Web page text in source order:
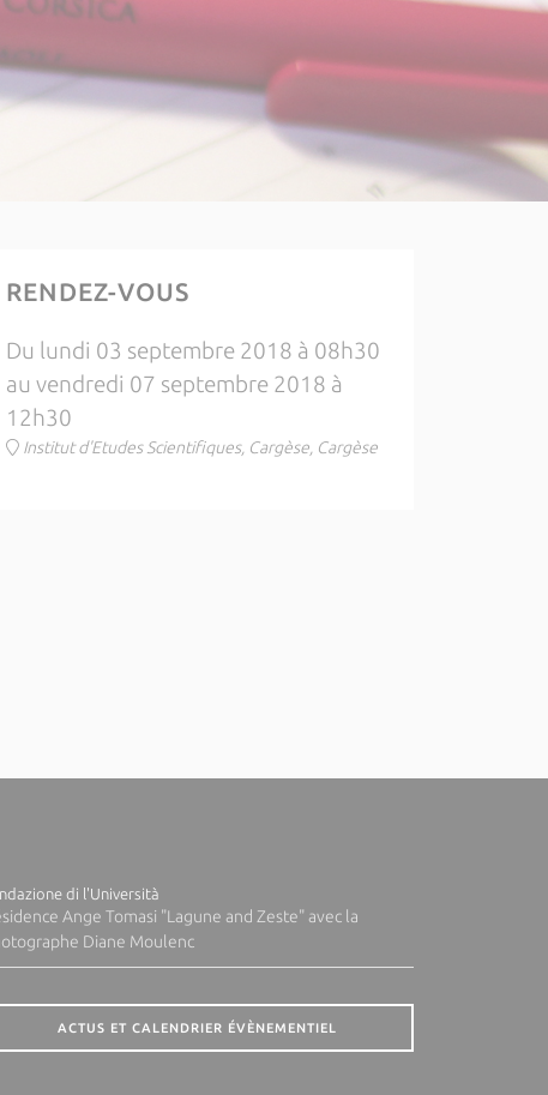
RENDEZ-VOUS
Du lundi 03 septembre 2018 à 08h30
au vendredi 07 septembre 2018 à
12h30
Institut d'Etudes Scientifiques, Cargèse, Cargèse
di l'Università
Ange Tomasi "Lagune and Zeste" avec la
Diane Moulenc
ACTUS ET CALENDRIER ÉVÈNEMENTIEL